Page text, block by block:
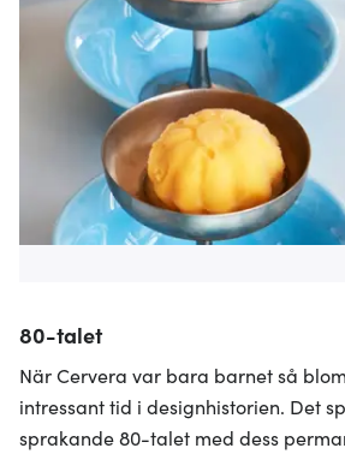
80-talet
När Cervera var bara barnet så
intressant tid i designhistorien. Det
sprakande 80-talet med dess